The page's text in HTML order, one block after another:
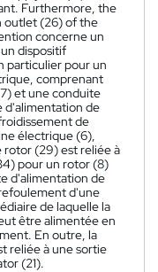
Furthermore, the
outlet (26) of the
concerne un
dispositif
particulier pour un
comprenant
et une conduite
d'alimentation de
de
électrique (6),
rotor (29) est reliée à
pour un rotor (8)
d'alimentation de
d'une
de laquelle la
être alimentée en
En outre, la
reliée à une sortie
(21).